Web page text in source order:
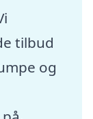
tilbud
og